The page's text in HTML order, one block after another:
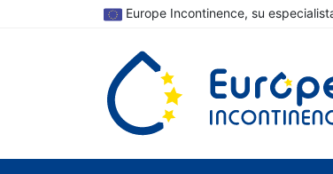
Europe Incontinence, su